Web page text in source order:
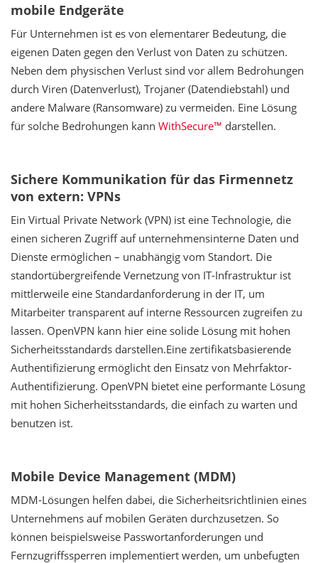
mobile Endgeräte
Für Unternehmen ist es von elementarer Bedeutung, die
eigenen Daten gegen den Verlust von Daten zu schützen.
Neben dem physischen Verlust sind vor allem Bedrohungen
durch Viren (Datenverlust), Trojaner (Datendiebstahl) und
andere Malware (Ransomware) zu vermeiden. Eine Lösung
für solche Bedrohungen kann WithSecure™ darstellen.
Sichere Kommunikation für das Firmennetz
von extern: VPNs
Ein Virtual Private Network (VPN) ist eine Technologie, die
einen sicheren Zugriff auf unternehmensinterne Daten und
Dienste ermöglichen – unabhängig vom Standort. Die
standortübergreifende Vernetzung von IT-Infrastruktur ist
mittlerweile eine Standardanforderung in der IT, um
Mitarbeiter transparent auf interne Ressourcen zugreifen zu
lassen. OpenVPN kann hier eine solide Lösung mit hohen
Sicherheitsstandards darstellen.Eine zertifikatsbasierende
Authentifizierung ermöglicht den Einsatz von Mehrfaktor-
Authentifizierung. OpenVPN bietet eine performante Lösung
mit hohen Sicherheitsstandards, die einfach zu warten und
benutzen ist.
Mobile Device Management (MDM)
MDM-Lösungen helfen dabei, die Sicherheitsrichtlinien eines
Unternehmens auf mobilen Geräten durchzusetzen. So
können beispielsweise Passwortanforderungen und
Fernzugriffssperren implementiert werden, um unbefugten